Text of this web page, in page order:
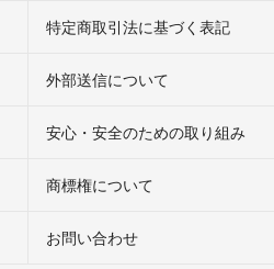
特定商取引法に基づく表記
外部送信について
安心・安全のための取り組み
商標権について
お問い合わせ